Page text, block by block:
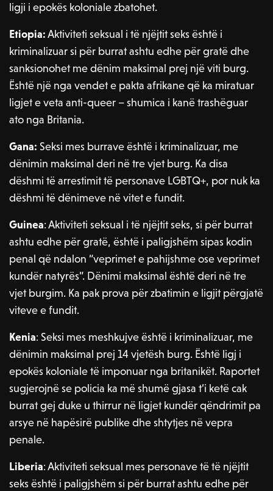
ligji i epokës koloniale zbatohet.
Etiopia:Aktiviteti seksual i të njëjtit seks është i
kriminalizuar si për burrat ashtu edhe për gratë dhe
sanksionohet me dënim maksimal prej një viti burg.
Është një nga vendet e pakta afrikane që ka miratuar
ligjet e veta anti-queer – shumica i kanë trashëguar
ato nga Britania.
Gana: Seksi mes burrave është i kriminalizuar, me
dënimin maksimal deri në tre vjet burg. Ka disa
dëshmi të arrestimit të personave LGBTQ+, por nuk ka
dëshmi të dënimeve në vitet e fundit.
Guinea: Aktiviteti seksual i të njëjtit seks, si për burrat
ashtu edhe për gratë, është i paligjshëm sipas kodin
penal që ndalon “veprimet e pahijshme ose veprimet
kundër natyrës”. Dënimi maksimal është deri në tre
vjet burgim. Ka pak prova për zbatimin e ligjit përgjatë
viteve e fundit.
Kenia: Seksi mes meshkujve është i kriminalizuar, me
dënimin maksimal prej 14 vjetësh burg. Është ligj i
epokës koloniale të imponuar nga britanikët. Raportet
sugjerojnë se policia ka më shumë gjasa t’i ketë cak
burrat gej duke u thirrur në ligjet kundër qëndrimit pa
arsye në hapësirë publike dhe shtytjes në vepra
penale.
Liberia: Aktiviteti seksual mes personave të të njëjtit
seks është i paligjshëm si për burrat ashtu edhe për